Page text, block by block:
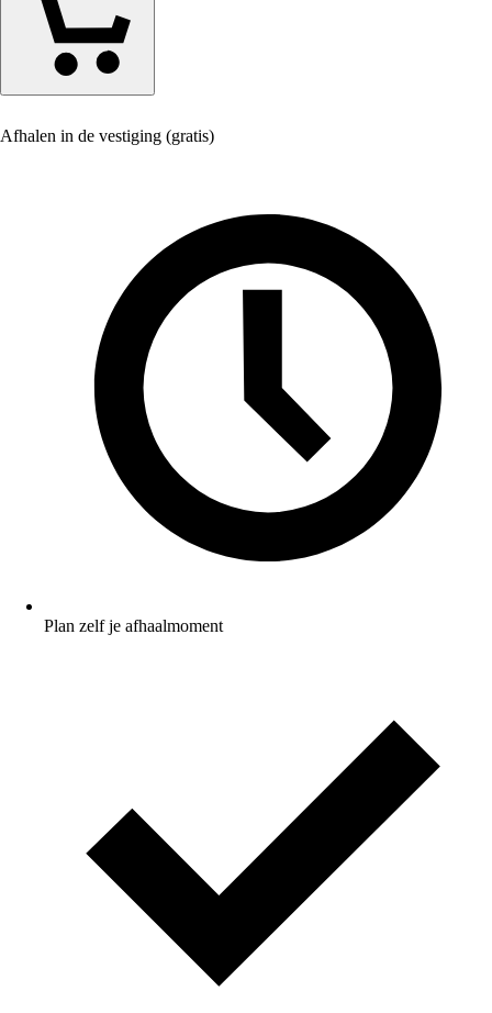
Afhalen in de vestiging (gratis)
Plan zelf je afhaalmoment